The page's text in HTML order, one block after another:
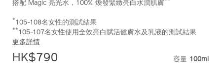
搭配 Magic 亮光水，100% 煥發緊緻亮白水潤肌膚
*105-108名女性的測試結果
**105-107名女性使用全效亮白賦活健膚水及乳液的測試結果
更多詳情
HK$790 容量 100ml